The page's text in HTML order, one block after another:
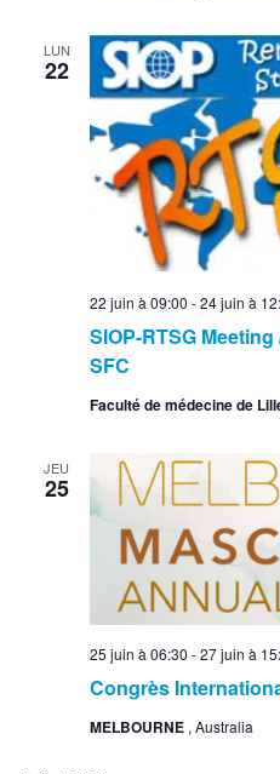
LUN
22
SIOP-RTSG
SFC
22 juin à 09:00 -24 juin à
Faculté de médecine de
JEU
25
Congrès
25 juin à 06:30 -27 juin à
MELBOURNE , Australia